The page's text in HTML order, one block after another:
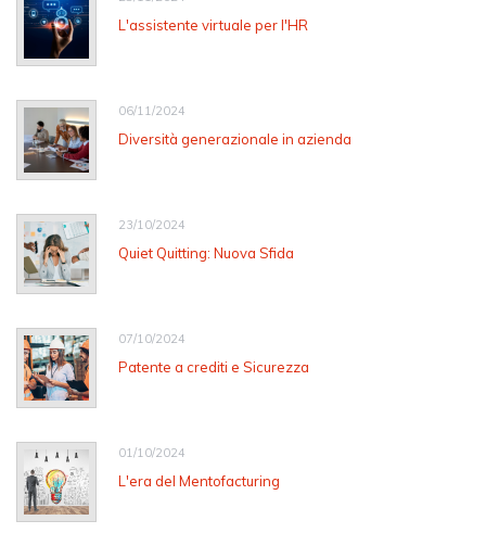
L'assistente virtuale per l'HR
06/11/2024
Diversità generazionale in azienda
23/10/2024
Quiet Quitting: Nuova Sfida
07/10/2024
Patente a crediti e Sicurezza
01/10/2024
L'era del Mentofacturing